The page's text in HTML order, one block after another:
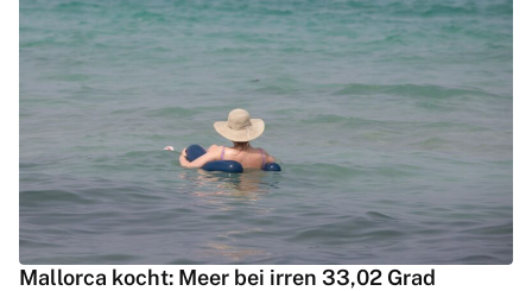
Mallorca kocht: Meer bei irren 33,02 Grad